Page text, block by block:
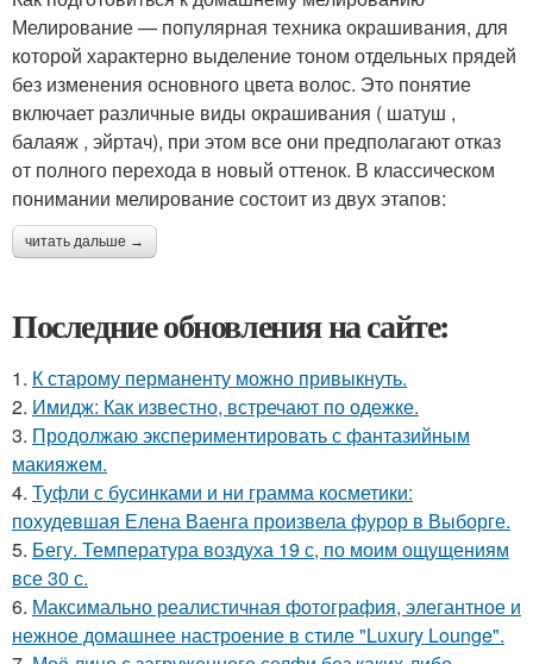
Мелирование — популярная техника окрашивания, для
которой характерно выделение тоном отдельных прядей
без изменения основного цвета волос. Это понятие
включает различные виды окрашивания ( шатуш ,
балаяж , эйртач), при этом все они предполагают отказ
от полного перехода в новый оттенок. В классическом
понимании мелирование состоит из двух этапов:
читать дальше →
Последние обновления на сайте:
1. К старому перманенту можно привыкнуть.
2. Имидж: Как известно, встречают по одежке.
3. Продолжаю экспериментировать с фантазийным
макияжем.
4. Туфли с бусинками и ни грамма косметики:
похудевшая Елена Ваенга произвела фурор в Выборге.
5. Бегу. Температура воздуха 19 с, по моим ощущениям
все 30 с.
6. Максимально реалистичная фотография, элегантное и
нежное домашнее настроение в стиле "Luxury Lounge".